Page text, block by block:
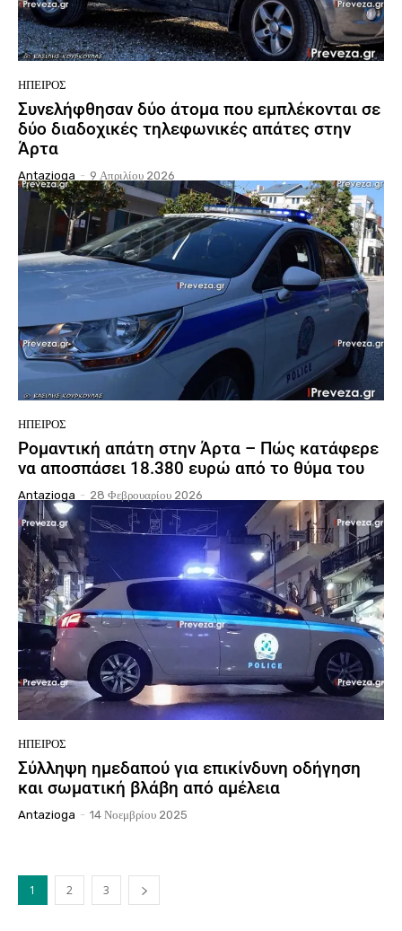
ΉΠΕΙΡΟΣ
Συνελήφθησαν δύο άτομα που εμπλέκονται σε
δύο διαδοχικές τηλεφωνικές απάτες στην
Άρτα
Antazioga - 9 Απριλίου 2026
ΉΠΕΙΡΟΣ
Ρομαντική απάτη στην Άρτα – Πώς κατάφερε
να αποσπάσει 18.380 ευρώ από το θύμα του
Antazioga - 28 Φεβρουαρίου 2026
ΉΠΕΙΡΟΣ
Σύλληψη ημεδαπού για επικίνδυνη οδήγηση
και σωματική βλάβη από αμέλεια
Antazioga - 14 Νοεμβρίου 2025
1 2 3